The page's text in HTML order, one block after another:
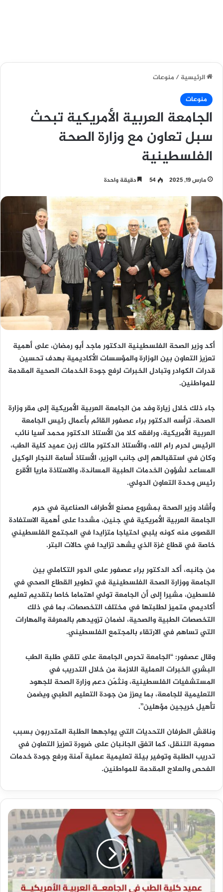
الرئيسية/منوعات
منوعات
الجامعة العربية الأمريكية تبحث
سبل تعاون مع وزارة الصحة
الفلسطينية
مارس 19, 2025 54 دقيقة واحدة
أكد وزير الصحة الفلسطينية الدكتور ماجد أبو رمضان، على أهمية
تعزيز التعاون بين الوزارة والمؤسسات الأكاديمية بهدف تحسين
قدرات الكوادر وتبادل الخبرات لرفع جودة الخدمات الصحية المقدمة
للمواطنين.
جاء ذلك خلال زيارة وفد من الجامعة العربية الأمريكية إلى مقر وزارة
الصحة، ترأسه الدكتور براء عصفور القائم بأعمال رئيس الجامعة
العربية الأمريكية، ورافقه كلا من الأستاذ الدكتور محمد آسيا نائب
الرئيس لحرم رام الله، والأستاذ الدكتور مالك زبن عميد كلية الطب،
وكان في استقبالهم إلى جانب الوزير، الأستاذ أسامة النجار الوكيل
المساعد لشؤون الخدمات الطبية المساندة، والاستاذة ماريا الأقرع
رئيس وحدة التعاون الدولي.
وأشاد وزير الصحة بمشروع مصنع الأطراف الصناعية في حرم
الجامعة العربية الأمريكية في جنين، مشددا على أهمية الاستفادة
القصوى منه كونه يلبي احتياجا متزايدا في المجتمع الفلسطيني
خاصة في قطاع غزة الذي يشهد تزايدا في حالات البتر.
من جانبه، أكد الدكتور براء عصفور على الدور التكاملي بين
الجامعة ووزارة الصحة الفلسطينية في تطوير القطاع الصحي في
فلسطين، مشيرا إلى أن الجامعة تولي اهتماما خاصا بتقديم تعليم
أكاديمي متميز لطلبتها في مختلف التخصصات، بما في ذلك
التخصصات الطبية والصحية، لضمان تزويدهم بالمعرفة والمهارات
التي تساهم في الارتقاء بالمجتمع الفلسطيني.
وقال عصفور: “الجامعة تحرص الجامعة على تلقي طلبة الطب
البشري الخبرات العملية اللازمة من خلال التدريب في
المستشفيات الفلسطينية، ونثمّن دعم وزارة الصحة للجهود
التعليمية للجامعة، بما يعزز من جودة التعليم الطبي ويضمن
تأهيل خريجين مؤهلين”.
وناقش الطرفان التحديات التي يواجهها الطلبة المتدربون بسبب
صعوبة التنقل، كما اتفق الجانبان على ضرورة تعزيز التعاون في
تدريب الطلبة وتوفير بيئة تعليمية عملية آمنة ورفع جودة خدمات
الفحص والعلاج المقدمة للمواطنين.
عميد
كلية
الطب
في
الجامعة
العربية
الأمريكية
الأستاذ